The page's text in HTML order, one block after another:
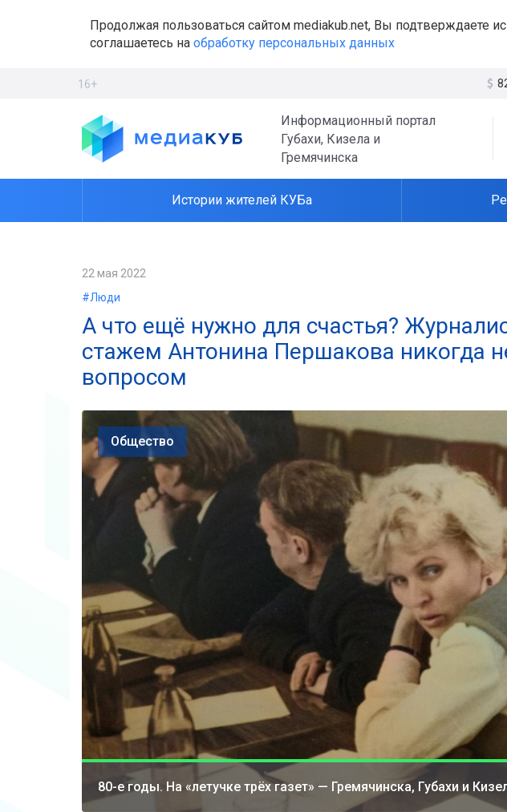
Продолжая пользоваться сайтом mediakub.net, Вы подтверждаете
соглашаетесь на обработку персональных данных
16+
Информационный портал
Губахи, Кизела и
Гремячинска
Истории жителей КУБа
22 мая 2022
#Люди
А что ещё нужно для счастья?
стажем Антонина Першакова никогда
вопросом
80-е годы. На «летучке трёх газет» — Гремячинска, Губахи и
Общество